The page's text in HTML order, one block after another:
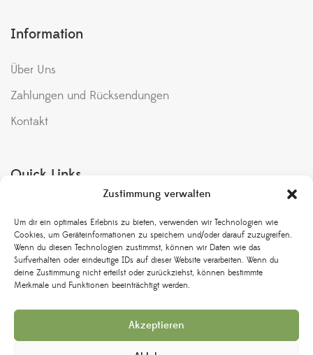
Zustimmung verwalten
Um dir ein optimales Erlebnis zu bieten, verwenden wir Technologien wie
Cookies, um Geräteinformationen zu speichern und/oder darauf zuzugreifen.
Wenn du diesen Technologien zustimmst, können wir Daten wie das
Surfverhalten oder eindeutige IDs auf dieser Website verarbeiten. Wenn du
deine Zustimmung nicht erteilst oder zurückziehst, können bestimmte
Merkmale und Funktionen beeinträchtigt werden.
Akzeptieren
Information
Über Uns
Zahlungen und Rücksendungen
Kontakt
Quick Links
Bedingungen & Konditionen
Rückgabe und Umtausch
Versand & Lieferung
Datenschutzbestimmungen
Impressum